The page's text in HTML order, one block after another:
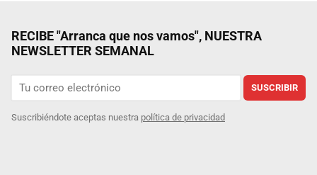
RECIBE "Arranca que nos vamos", NUESTRA
NEWSLETTER SEMANAL
SUSCRIBIR
Suscribiéndote aceptas nuestra política de privacidad